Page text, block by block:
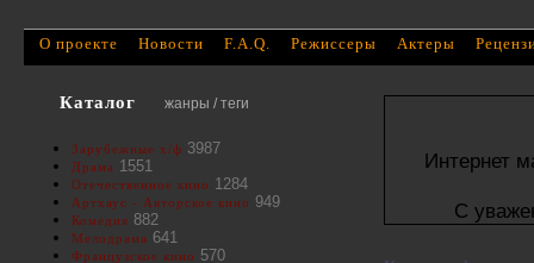
Интернет
С
Каталог жанры / теги
Зарубежные х/ф 3987
Драма 1551
Отечественное кино 1284
Артхаус - Авторское кино 949
Комедия 882
Мелодрама 641
Французское кино 570
О проекте Новости F.A.Q. Режиссеры Актеры